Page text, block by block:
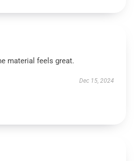
material feels great.
Dec 15, 2024